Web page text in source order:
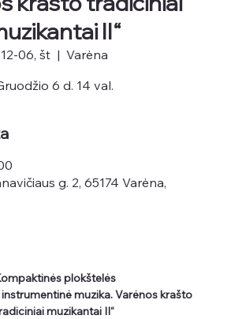
II“
12-06, št
  |
Varėna
6 d. 14 val.
g. 2, 65174 Varėna,
plokštelės
muzika. Varėnos krašto
muzikantai II“